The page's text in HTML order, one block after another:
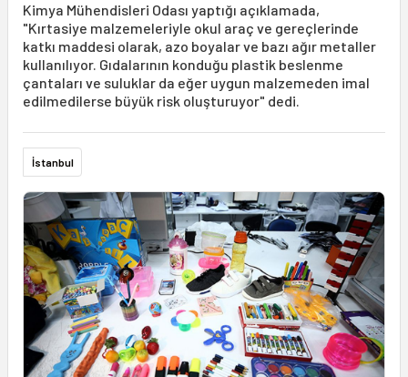
Kimya Mühendisleri Odası yaptığı açıklamada,
"Kırtasiye malzemeleriyle okul araç ve gereçlerinde
katkı maddesi olarak, azo boyalar ve bazı ağır metaller
kullanılıyor. Gıdalarının konduğu plastik beslenme
çantaları ve suluklar da eğer uygun malzemeden imal
edilmedilerse büyük risk oluşturuyor" dedi.
İstanbul